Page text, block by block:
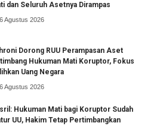
dan Seluruh Asetnya Dirampas
6 Agustus 2026
Dorong RUU Perampasan Aset
Hukuman Mati Koruptor, Fokus
Uang Negara
6 Agustus 2026
Hukuman Mati bagi Koruptor Sudah
UU, Hakim Tetap Pertimbangkan